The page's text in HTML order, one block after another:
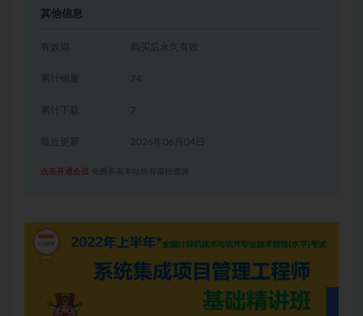
其他信息
有效期 购买后永久有效
累计销量 74
累计下载 7
2026年06月04日
点击开通会员 免费享有本站所有课程资源